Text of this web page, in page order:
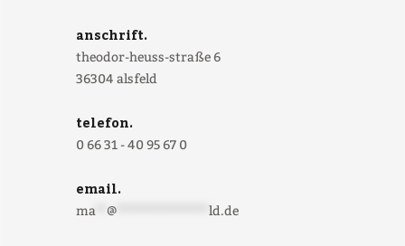
anschrift.
theodor-heuss-straße 6
36304 alsfeld
telefon.
0 66 31 - 40 95 67 0
email.
ma @ ld.de